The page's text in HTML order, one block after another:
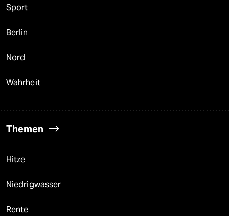
Sport
Berlin
Nord
Wahrheit
Themen
Hitze
Niedrigwasser
Rente